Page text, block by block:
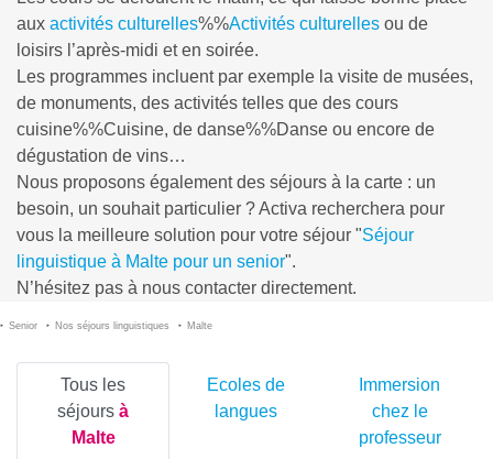
aux activités culturelles%%Activités culturelles ou de
loisirs l’après-midi et en soirée.
Les programmes incluent par exemple la visite de musées,
de monuments, des activités telles que des cours
cuisine%%Cuisine, de danse%%Danse ou encore de
dégustation de vins…
Nous proposons également des séjours à la carte : un
besoin, un souhait particulier ? Activa recherchera pour
vous la meilleure solution pour votre séjour "Séjour
linguistique à Malte pour un senior".
N’hésitez pas à nous contacter directement.
Senior Nos séjours linguistiques Malte
Tous les
séjoursà
Malte
Ecoles de
langues
Immersion
chez le
professeur